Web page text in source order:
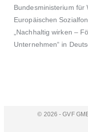
Bundesministerium für
Europäischen
„Nachhaltig wirken –
Unternehmen“ in
© 2026 - GVF